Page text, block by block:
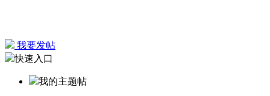
我要发帖
快速入口
我的主题帖